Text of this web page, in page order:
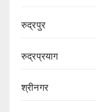
रुद्रपुर
रुद्रप्रयाग
श्रीनगर